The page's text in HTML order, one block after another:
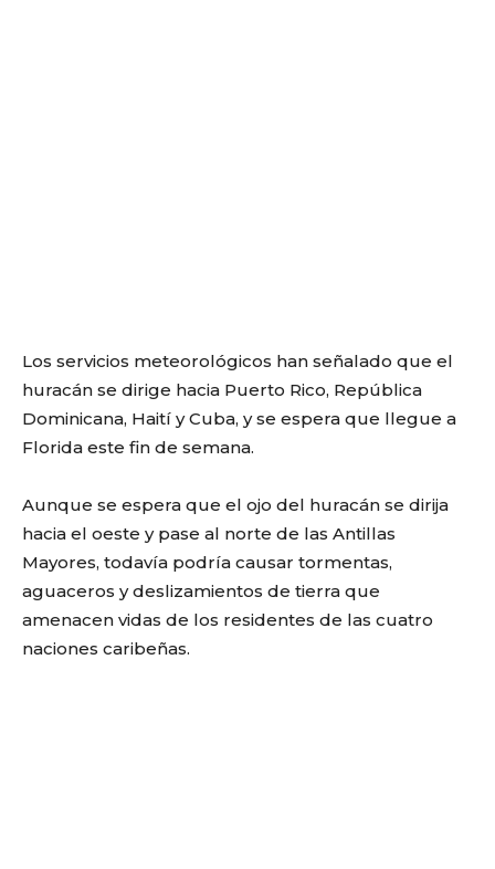
Los servicios meteorológicos han señalado que el
huracán se dirige hacia Puerto Rico, República
Dominicana, Haití y Cuba, y se espera que llegue a
Florida este fin de semana.
Aunque se espera que el ojo del huracán se dirija
hacia el oeste y pase al norte de las Antillas
Mayores, todavía podría causar tormentas,
aguaceros y deslizamientos de tierra que
amenacen vidas de los residentes de las cuatro
naciones caribeñas.